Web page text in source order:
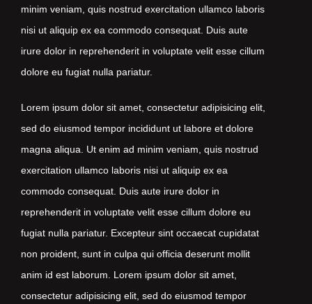
minim veniam, quis nostrud exercitation ullamco laboris
nisi ut aliquip ex ea commodo consequat. Duis aute
irure dolor in reprehenderit in voluptate velit esse cillum
dolore eu fugiat nulla pariatur.
Lorem ipsum dolor sit amet, consectetur adipisicing elit,
sed do eiusmod tempor incididunt ut labore et dolore
magna aliqua. Ut enim ad minim veniam, quis nostrud
exercitation ullamco laboris nisi ut aliquip ex ea
commodo consequat. Duis aute irure dolor in
reprehenderit in voluptate velit esse cillum dolore eu
fugiat nulla pariatur. Excepteur sint occaecat cupidatat
non proident, sunt in culpa qui officia deserunt mollit
anim id est laborum. Lorem ipsum dolor sit amet,
consectetur adipisicing elit, sed do eiusmod tempor